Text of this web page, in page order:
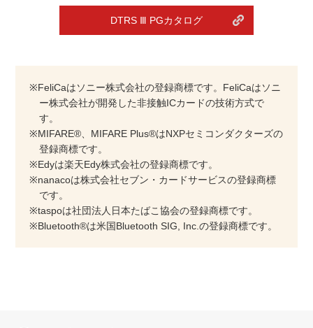
DTRS Ⅲ PGカタログ
※FeliCaはソニー株式会社の登録商標です。FeliCaはソニ
ー株式会社が開発した非接触ICカードの技術方式で
す。
※MIFARE®、MIFARE Plus®はNXPセミコンダクターズの
登録商標です。
※Edyは楽天Edy株式会社の登録商標です。
※nanacoは株式会社セブン・カードサービスの登録商標
です。
※taspoは社団法人日本たばこ協会の登録商標です。
※Bluetooth®は米国Bluetooth SIG, Inc.の登録商標です。